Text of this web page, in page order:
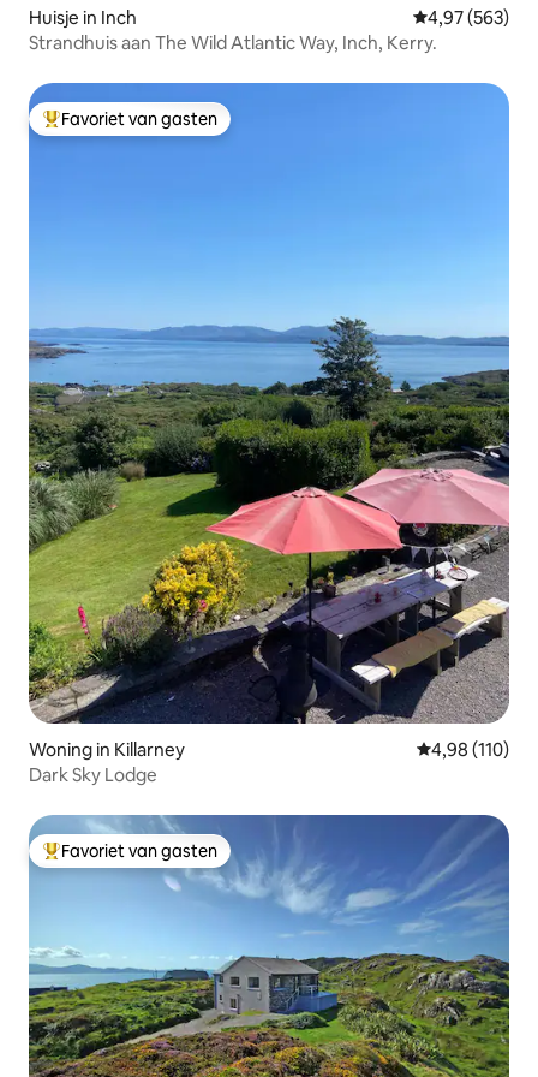
Huisje in Inch Gemiddelde
4,97 (563)
Strandhuis aan The Wild Atlantic Way, Inch, Kerry.
Topfavoriet van gasten
Favoriet van gasten
Woning in Killarney Gemiddelde
4,98 (110)
Dark Sky Lodge
Topfavoriet van gasten
Favoriet van gasten